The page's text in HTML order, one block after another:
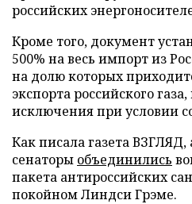
российских
Кроме того, документ
500% на весь импорт из
на долю которых
экспорта российского
исключения при условии
Как писала газета
сенаторы объединились
пакета антироссийских
покойном Линдси Грэме.